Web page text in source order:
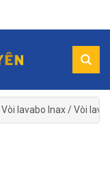
Vòi lavabo Inax/Vòi